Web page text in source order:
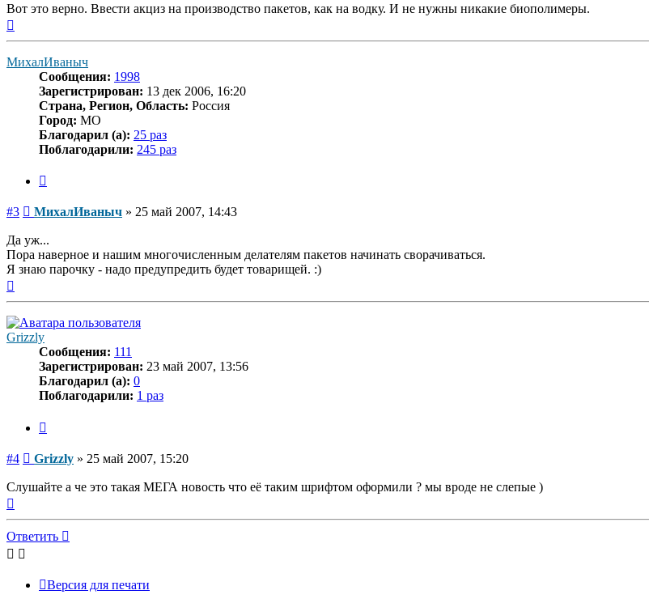
Вот это верно. Ввести акциз на производство пакетов, как на водку. И не нужны никакие биополимеры.
МихалИваныч
Сообщения: 1998
Зарегистрирован: 13 дек 2006, 16:20
Страна, Регион, Область: Россия
Город: МО
Благодарил (а): 25 раз
Поблагодарили: 245 раз
#3 Сообщение
МихалИваныч » 25 май 2007, 14:43
Да уж...
Пора наверное и нашим многочисленным делателям пакетов начинать сворачиваться.
Я знаю парочку - надо предупредить будет товарищей. :)
Grizzly
Сообщения: 111
Зарегистрирован: 23 май 2007, 13:56
Благодарил (а): 0
Поблагодарили: 1 раз
#4 Сообщение
Grizzly » 25 май 2007, 15:20
Слушайте а че это такая МЕГА новость что её таким шрифтом оформили ? мы вроде не слепые )
началу
Ответить
Версия для печати